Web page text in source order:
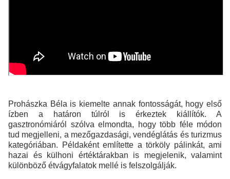
Prohászka Béla is kiemelte annak fontosságát, hogy első
ízben a határon túlról is érkeztek kiállítók. A
gasztronómiáról szólva elmondta, hogy több féle módon
tud megjelleni, a mezőgazdasági, vendéglátás és turizmus
kategóriában. Példaként említette a törköly pálinkát, ami
hazai és külhoni értéktárakban is megjelenik, valamint
különböző étvágyfalatok mellé is felszolgálják.